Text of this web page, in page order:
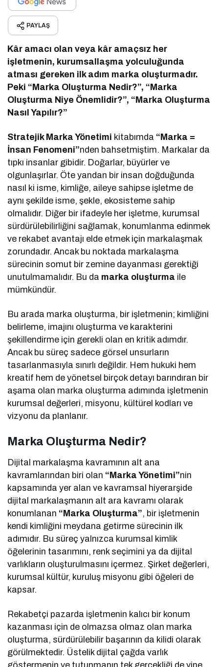
PAYLAŞ
Kâr amacı olan veya kâr amaçsız her
işletmenin, kurumsallaşma yolculuğunda
atması gereken ilk adım marka oluşturmadır.
Peki “Marka Oluşturma Nedir?”, “Marka
Oluşturma Niye Önemlidir?”, “Marka Oluşturma
Nasıl Yapılır?”
Stratejik Marka Yönetimi kitabımda “Marka =
İnsan Fenomeni”nden bahsetmiştim. Markalar da
tıpkı insanlar gibidir. Doğarlar, büyürler ve
olgunlaşırlar. Öte yandan bir insan doğduğunda
nasıl ki isme, kimliğe, aileye sahipse işletme de
aynı şekilde isme, şekle, ekosisteme sahip
olmalıdır. Diğer bir ifadeyle her işletme, kurumsal
sürdürülebilirliğini sağlamak, konumlanma edinmek
ve rekabet avantajı elde etmek için markalaşmak
zorundadır. Ancak bu noktada markalaşma
sürecinin somut bir zemine dayanması gerektiği
unutulmamalıdır. Bu da marka oluşturma ile
mümkündür.
Bu arada marka oluşturma, bir işletmenin; kimliğini
belirleme, imajını oluşturma ve karakterini
şekillendirme için gerekli olan en kritik adımdır.
Ancak bu süreç sadece görsel unsurların
tasarlanmasıyla sınırlı değildir. Hem hukuki hem
kreatif hem de yönetsel birçok detayı barındıran bir
aşama olan marka oluşturma adımında işletmenin
kurumsal değerleri, misyonu, kültürel kodları ve
vizyonu da planlanır.
Marka Oluşturma Nedir?
Dijital markalaşma kavramının alt ana
kavramlarından biri olan “Marka Yönetimi”nin
kapsamında yer alan ve kavramsal hiyerarşide
dijital markalaşmanın alt ara kavramı olarak
konumlanan “Marka Oluşturma”, bir işletmenin
kendi kimliğini meydana getirme sürecinin ilk
adımıdır. Bu süreç yalnızca kurumsal kimlik
öğelerinin tasarımını, renk seçimini ya da dijital
varlıkların oluşturulmasını içermez. Şirket değerleri,
kurumsal kültür, kuruluş misyonu gibi öğeleri de
kapsar.
Rekabetçi pazarda işletmenin kalıcı bir konum
kazanması için de olmazsa olmaz olan marka
oluşturma, sürdürülebilir başarının da kilidi olarak
görülmektedir. Üstelik dijital çağda varlık